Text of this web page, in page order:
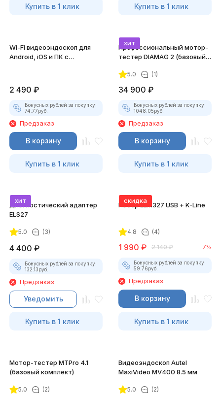
Купить в 1 клик Купить в 1 клик
Wi-Fi видеоэндоскоп для
Android, iOS и ПК с
2 490 ₽
Бонусных рублей за покупку:
74.77руб.
Предзаказ
В корзину
Купить в 1 клик
хит
Профессиональный мотор-
тестер DIAMAG 2 (базовый
5.0 (1)
34 900 ₽
Бонусных рублей за покупку:
1048.05руб.
Предзаказ
В корзину
Купить в 1 клик
хит
Диагностический адаптер
ELS27
5.0 (3)
4 400 ₽
Бонусных рублей за покупку:
132.13руб.
Предзаказ
Уведомить
Купить в 1 клик
скидка
Набор ELM327 USB + K-Line
4.8 (4)
1 990 ₽ 2 140 ₽ -7%
Бонусных рублей за покупку:
59.76руб.
Предзаказ
В корзину
Купить в 1 клик
Мотор-тестер MTPro 4.1
(базовый комплект)
5.0 (2)
Видеоэндоскоп Autel
MaxiVideo MV400 8.5 мм
5.0 (2)